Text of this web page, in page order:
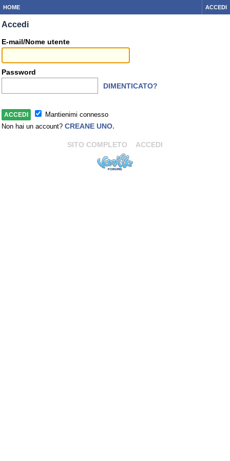
HOME ACCEDI
Accedi
E-mail/Nome utente
Password
DIMENTICATO?
Mantienimi connesso
Non hai un account? CREANE UNO.
SITO COMPLETO ACCEDI